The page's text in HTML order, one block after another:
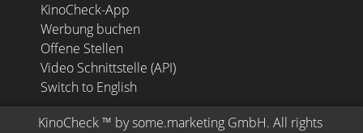
KinoCheck-App
Werbung buchen
Offene Stellen
Video Schnittstelle (API)
Switch to English
KinoCheck ™ by some.marketing GmbH. All rights